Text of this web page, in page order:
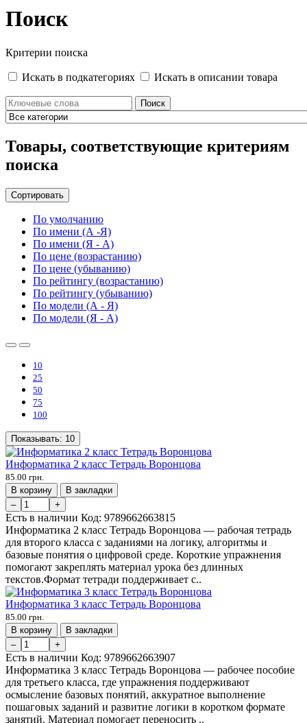
Поиск
Критерии поиска
Искать в подкатегориях Искать в описании товара
Товары, соответствующие критериям
поиска
Сортировать
По умолчанию
По имени (А -Я)
По имени (Я - А)
По цене (возрастанию)
По цене (убыванию)
По рейтингу (возрастанию)
По рейтингу (убыванию)
По модели (А - Я)
По модели (Я - А)
10
25
50
75
100
Показывать: 10
Информатика 2 класс Тетрадь Воронцова
85.00 грн.
В корзину
В закладки
–
+
Есть в наличии Код: 9789662663815
Информатика 2 класс Тетрадь Воронцова — рабочая тетрадь
для второго класса с заданиями на логику, алгоритмы и
базовые понятия о цифровой среде. Короткие упражнения
помогают закреплять материал урока без длинных
текстов.Формат тетради поддерживает с..
Информатика 3 класс Тетрадь Воронцова
85.00 грн.
В корзину
В закладки
–
+
Есть в наличии Код: 9789662663907
Информатика 3 класс Тетрадь Воронцова — рабочее пособие
для третьего класса, где упражнения поддерживают
осмысление базовых понятий, аккуратное выполнение
пошаговых заданий и развитие логики в коротком формате
занятий. Материал помогает переносить ..